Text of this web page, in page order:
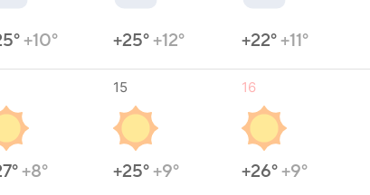
+10° +25°+12° +22°+11°
+8°
15
+25°+9°
16
+26°+9°